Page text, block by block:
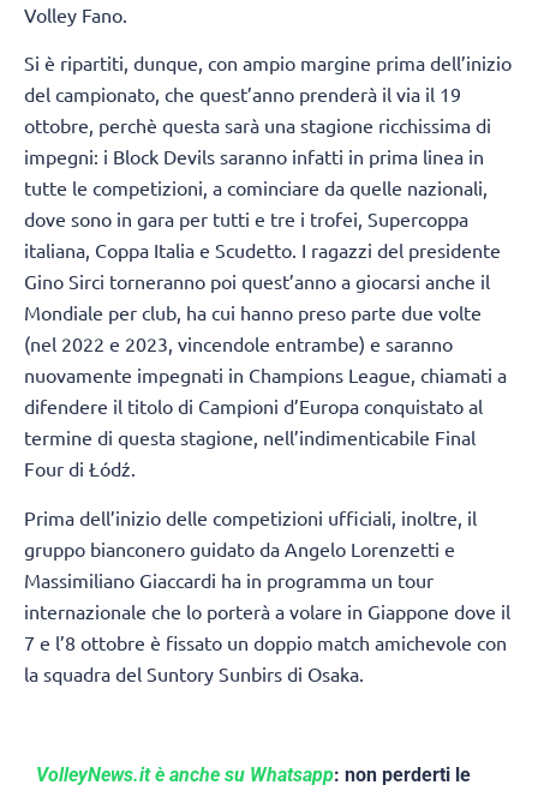
Volley Fano.
Si è ripartiti, dunque, con ampio margine prima dell’inizio
del campionato, che quest’anno prenderà il via il 19
ottobre, perchè questa sarà una stagione ricchissima di
impegni: i Block Devils saranno infatti in prima linea in
tutte le competizioni, a cominciare da quelle nazionali,
dove sono in gara per tutti e tre i trofei, Supercoppa
italiana, Coppa Italia e Scudetto. I ragazzi del presidente
Gino Sirci torneranno poi quest’anno a giocarsi anche il
Mondiale per club, ha cui hanno preso parte due volte
(nel 2022 e 2023, vincendole entrambe) e saranno
nuovamente impegnati in Champions League, chiamati a
difendere il titolo di Campioni d’Europa conquistato al
termine di questa stagione, nell’indimenticabile Final
Four di Łódź.
Prima dell’inizio delle competizioni ufficiali, inoltre, il
gruppo bianconero guidato da Angelo Lorenzetti e
Massimiliano Giaccardi ha in programma un tour
internazionale che lo porterà a volare in Giappone dove il
7 e l’8 ottobre è fissato un doppio match amichevole con
la squadra del Suntory Sunbirs di Osaka.
VolleyNews.it è anche su Whatsapp: non perderti le